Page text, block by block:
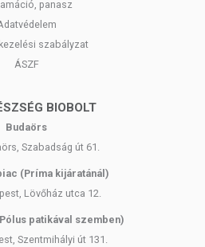
panasz
szabályzat
ÁSZF
BIOBOLT
Budaörs
Szabadság út 61.
(Príma kijáratánál)
Lövőház utca 12.
patikával szemben)
Szentmihályi út 131.